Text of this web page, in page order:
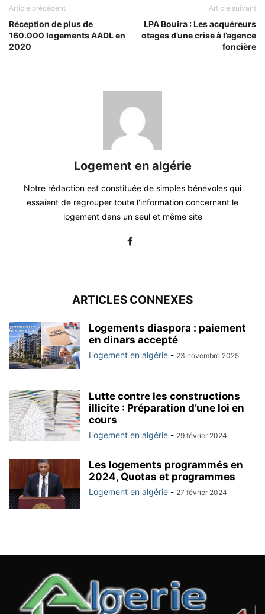
Article précédent
Réception de plus de
160.000 logements AADL en
2020
Article suivant
LPA Bouira : Les acquéreurs
otages d’une crise à l’agence
foncière
Logement en algérie
Notre rédaction est constituée de simples bénévoles qui
essaient de regrouper toute l'information concernant le
logement dans un seul et même site
ARTICLES CONNEXES
Logements diaspora : paiement
en dinars accepté
Logement en algérie - 23 novembre 2025
Lutte contre les constructions
illicite : Préparation d’une loi en
cours
Logement en algérie - 29 février 2024
Les logements programmés en
2024, Quotas et programmes
Logement en algérie - 27 février 2024